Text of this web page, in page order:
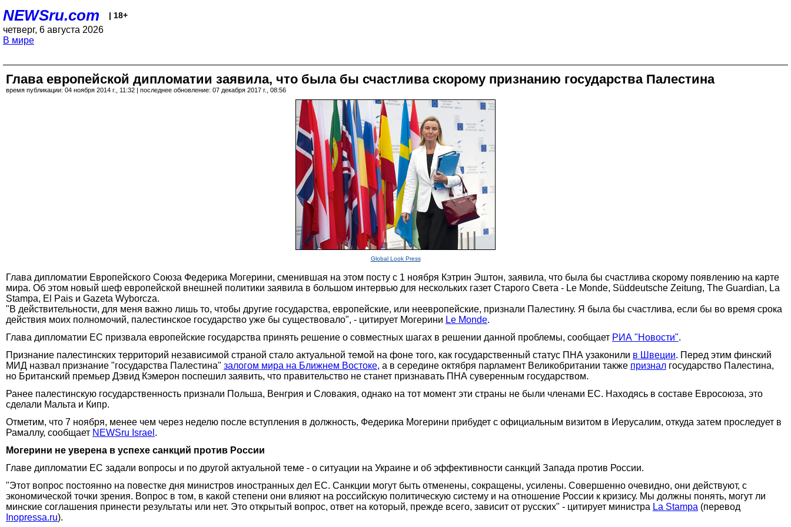
NEWSru.com | 18+
четверг, 6 августа 2026
В мире
Глава европейской дипломатии заявила, что была бы счастлива скорому признанию государства Палестина
время публикации: 04 ноября 2014 г., 11:32 | последнее обновление: 07 декабря 2017 г., 08:56
Global Look Press
Глава дипломатии Европейского Союза Федерика Могерини, сменившая на этом посту с 1 ноября Кэтрин Эштон, заявила, что была бы счастлива скорому появлению на карте
мира. Об этом новый шеф европейской внешней политики заявила в большом интервью для нескольких газет Старого Света - Le Monde, Süddeutsche Zeitung, The Guardian, La
Stampa, El Pais и Gazeta Wyborcza.
"В действительности, для меня важно лишь то, чтобы другие государства, европейские, или неевропейские, признали Палестину. Я была бы счастлива, если бы во время срока
действия моих полномочий, палестинское государство уже бы существовало", - цитирует Могерини Le Monde.
Глава дипломатии ЕС призвала европейские государства принять решение о совместных шагах в решении данной проблемы, сообщает РИА "Новости".
Признание палестинских территорий независимой страной стало актуальной темой на фоне того, как государственный статус ПНА узаконили в Швеции. Перед этим финский
МИД назвал признание "государства Палестина" залогом мира на Ближнем Востоке, а в середине октября парламент Великобритании также признал государство Палестина,
но Британский премьер Дэвид Кэмерон поспешил заявить, что правительство не станет признавать ПНА суверенным государством.
Ранее палестинскую государственность признали Польша, Венгрия и Словакия, однако на тот момент эти страны не были членами ЕС. Находясь в составе Евросоюза, это
сделали Мальта и Кипр.
Отметим, что 7 ноября, менее чем через неделю после вступления в должность, Федерика Могерини прибудет с официальным визитом в Иерусалим, откуда затем проследует в
Рамаллу, сообщает NEWSru Israel .
Могерини не уверена в успехе санкций против России
Главе дипломатии ЕС задали вопросы и по другой актуальной теме - о ситуации на Украине и об эффективности санкций Запада против России.
"Этот вопрос постоянно на повестке дня министров иностранных дел ЕС. Санкции могут быть отменены, сокращены, усилены. Совершенно очевидно, они действуют, с
экономической точки зрения. Вопрос в том, в какой степени они влияют на российскую политическую систему и на отношение России к кризису. Мы должны понять, могут ли
минские соглашения принести результаты или нет. Это открытый вопрос, ответ на который, прежде всего, зависит от русских" - цитирует министра La Stampa (перевод
Inopressa.ru).